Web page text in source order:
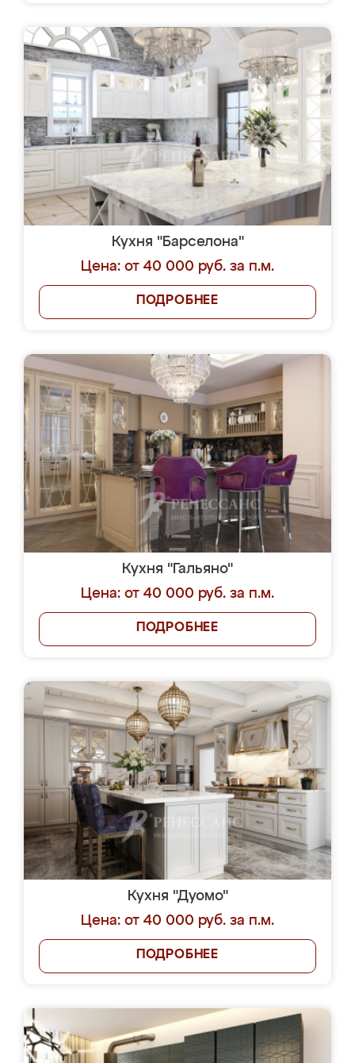
Кухня "Барселона"
Цена: от 40 000 руб. за п.м.
ПОДРОБНЕЕ
Кухня "Гальяно"
Цена: от 40 000 руб. за п.м.
ПОДРОБНЕЕ
Кухня "Дуомо"
Цена: от 40 000 руб. за п.м.
ПОДРОБНЕЕ